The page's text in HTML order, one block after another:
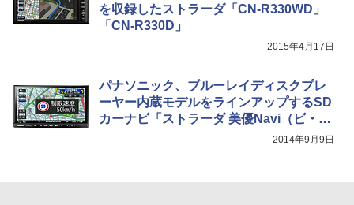
を収録したストラーダ「CN-R330WD」
「CN-R330D」
2015年4月17日
パナソニック、ブルーレイディスクプレ
ーヤー内蔵モデルをラインアップするSD
カーナビ「ストラーダ 美優Navi（ビ・ユ
2014年9月9日